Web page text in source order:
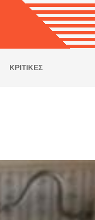
ΚΡΙΤΙΚΕΣ